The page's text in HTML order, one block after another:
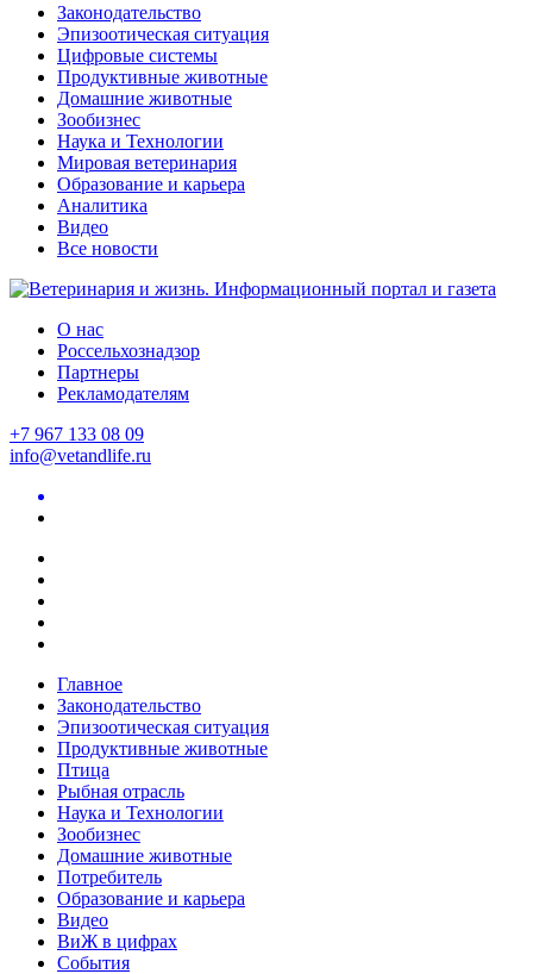
Законодательство
Эпизоотическая ситуация
Цифровые системы
Продуктивные животные
Домашние животные
Зообизнес
Наука и Технологии
Мировая ветеринария
Образование и карьера
Аналитика
Видео
Все новости
О нас
Россельхознадзор
Партнеры
Рекламодателям
+7 967 133 08 09
info@vetandlife.ru
Главное
Законодательство
Эпизоотическая ситуация
Продуктивные животные
Птица
Рыбная отрасль
Наука и Технологии
Зообизнес
Домашние животные
Потребитель
Образование и карьера
Видео
ВиЖ в цифрах
События